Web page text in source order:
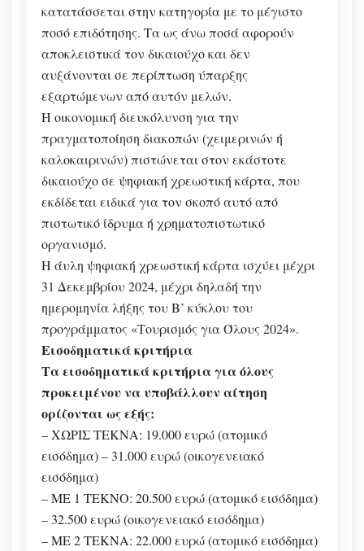
κατατάσσεται στην κατηγορία με το μέγιστο
ποσό επιδότησης. Τα ως άνω ποσά αφορούν
αποκλειστικά τον δικαιούχο και δεν
αυξάνονται σε περίπτωση ύπαρξης
εξαρτώμενων από αυτόν μελών.
Η οικονομική διευκόλυνση για την
πραγματοποίηση διακοπών (χειμερινών ή
καλοκαιρινών) πιστώνεται στον εκάστοτε
δικαιούχο σε ψηφιακή χρεωστική κάρτα, που
εκδίδεται ειδικά για τον σκοπό αυτό από
πιστωτικό ίδρυμα ή χρηματοπιστωτικό
οργανισμό.
Η άυλη ψηφιακή χρεωστική κάρτα ισχύει μέχρι
31 Δεκεμβρίου 2024, μέχρι δηλαδή την
ημερομηνία λήξης του Β’ κύκλου του
προγράμματος «Τουρισμός για Όλους 2024».
Εισοδηματικά κριτήρια
Τα εισοδηματικά κριτήρια για όλους
προκειμένου να υποβάλλουν αίτηση
ορίζονται ως εξής:
– ΧΩΡΙΣ ΤΕΚΝΑ: 19.000 ευρώ (ατομικό
εισόδημα) – 31.000 ευρώ (οικογενειακό
εισόδημα)
– ΜΕ 1 ΤΕΚΝΟ: 20.500 ευρώ (ατομικό εισόδημα)
– 32.500 ευρώ (οικογενειακό εισόδημα)
– ΜΕ 2 ΤΕΚΝΑ: 22.000 ευρώ (ατομικό εισόδημα)